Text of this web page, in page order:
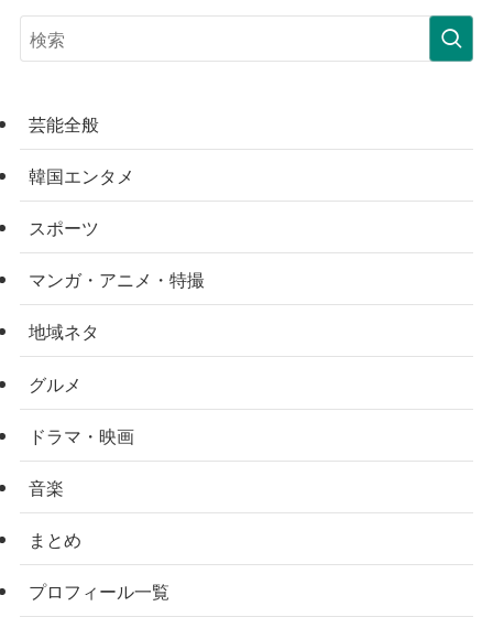
芸能全般
韓国エンタメ
スポーツ
マンガ・アニメ・特撮
地域ネタ
グルメ
ドラマ・映画
音楽
まとめ
プロフィール一覧